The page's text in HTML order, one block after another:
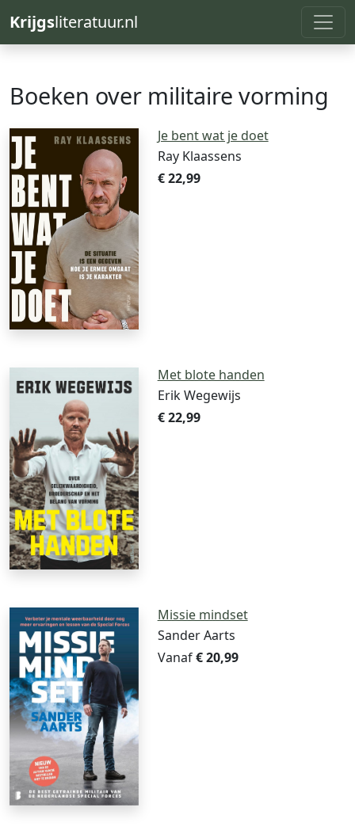
Krijgsliteratuur.nl
Boeken over militaire vorming
Je bent wat je doet
Ray Klaassens
€ 22,99
Met blote handen
Erik Wegewijs
€ 22,99
Missie mindset
Sander Aarts
Vanaf€ 20,99